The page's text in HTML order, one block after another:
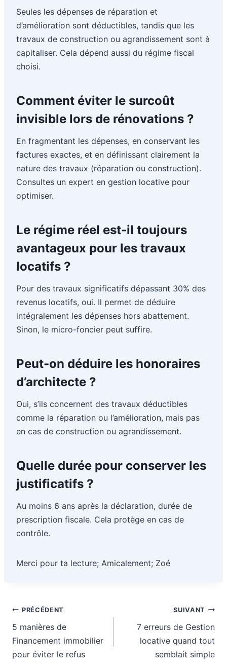
Seules les dépenses de réparation et
d’amélioration sont déductibles, tandis que les
travaux de construction ou agrandissement sont à
capitaliser. Cela dépend aussi du régime fiscal
choisi.
Comment éviter le surcoût
invisible lors de rénovations ?
En fragmentant les dépenses, en conservant les
factures exactes, et en définissant clairement la
nature des travaux (réparation ou construction).
Consultes un expert en gestion locative pour
optimiser.
Le régime réel est-il toujours
avantageux pour les travaux
locatifs ?
Pour des travaux significatifs dépassant 30% des
revenus locatifs, oui. Il permet de déduire
intégralement les dépenses hors abattement.
Sinon, le micro-foncier peut suffire.
Peut-on déduire les honoraires
d’architecte ?
Oui, s’ils concernent des travaux déductibles
comme la réparation ou l’amélioration, mais pas
en cas de construction ou agrandissement.
Quelle durée pour conserver les
justificatifs ?
Au moins 6 ans après la déclaration, durée de
prescription fiscale. Cela protège en cas de
contrôle.
Merci pour ta lecture; Amicalement; Zoé
Navigation
de
l’article
PRÉCÉDENT
5 manières de
Financement immobilier
pour éviter le refus
SUIVANT
7 erreurs de Gestion
locative quand tout
semblait simple